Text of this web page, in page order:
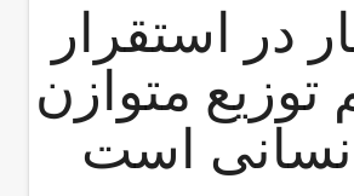
در استقرار
توزیع متوازن
است